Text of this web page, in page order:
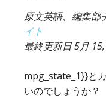
原文英語、編集部
イト
最終更新日5月
mpg_state_1}}と
いのでしょうか？